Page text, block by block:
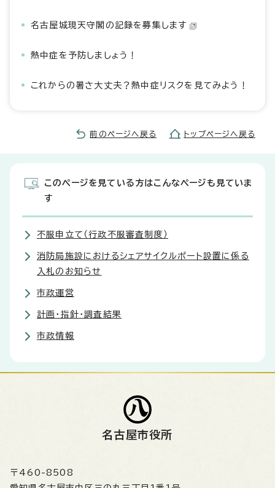
名古屋城現天守閣の記録を募集します
熱中症を予防しましょう！
これからの暑さ大丈夫？熱中症リスクを見てみよう！
前のページへ戻る トップページへ戻る
このページを見ている方はこんなページも見ていま
す
不服申立て（行政不服審査制度）
消防局施設におけるシェアサイクルポート設置に係る
入札のお知らせ
市政運営
計画・指針・調査結果
市政情報
名古屋市役所
〒460-8508